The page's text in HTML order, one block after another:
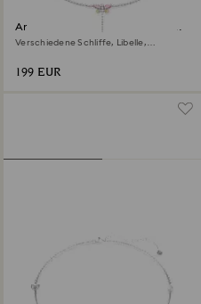
Ariana Grande x Swarovski Y-
Halskette
Verschiedene Schliffe, Libelle,
199 EUR